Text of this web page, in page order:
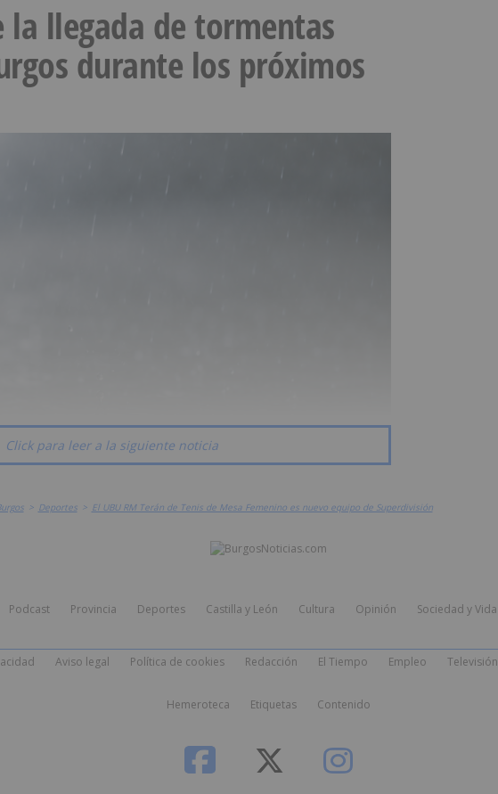
la llegada de tormentas
durante los próximos
Click para leer a la siguiente noticia
> Deportes > El UBU RM Terán de Tenis de Mesa Femenino es nuevo equipo de Superdivisión
Podcast Provincia Deportes Castilla y León Cultura Opinión Sociedad y Vida
Aviso legal Política de cookies Redacción El Tiempo Empleo Televisión
Hemeroteca Etiquetas Contenido